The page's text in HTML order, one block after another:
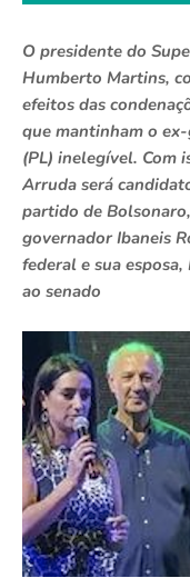
O presidente do
Humberto Martins,
efeitos das
que mantinham o
(PL) inelegível. Com
Arruda será
partido de
governador Ibaneis
federal e sua
ao senado